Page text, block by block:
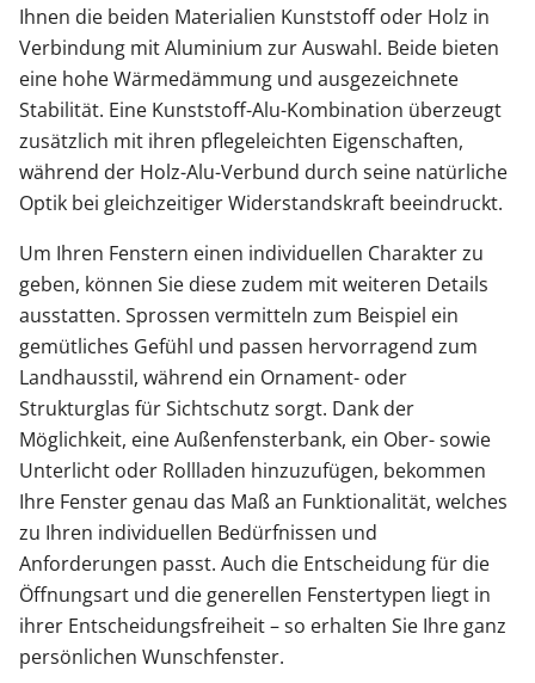
Ihnen die beiden Materialien Kunststoff oder Holz in
Verbindung mit Aluminium zur Auswahl. Beide bieten
eine hohe Wärmedämmung und ausgezeichnete
Stabilität. Eine Kunststoff-Alu-Kombination überzeugt
zusätzlich mit ihren pflegeleichten Eigenschaften,
während der Holz-Alu-Verbund durch seine natürliche
Optik bei gleichzeitiger Widerstandskraft beeindruckt.
Um Ihren Fenstern einen individuellen Charakter zu
geben, können Sie diese zudem mit weiteren Details
ausstatten. Sprossen vermitteln zum Beispiel ein
gemütliches Gefühl und passen hervorragend zum
Landhausstil, während ein Ornament- oder
Strukturglas für Sichtschutz sorgt. Dank der
Möglichkeit, eine Außenfensterbank, ein Ober- sowie
Unterlicht oder Rollladen hinzuzufügen, bekommen
Ihre Fenster genau das Maß an Funktionalität, welches
zu Ihren individuellen Bedürfnissen und
Anforderungen passt. Auch die Entscheidung für die
Öffnungsart und die generellen Fenstertypen liegt in
ihrer Entscheidungsfreiheit – so erhalten Sie Ihre ganz
persönlichen Wunschfenster.